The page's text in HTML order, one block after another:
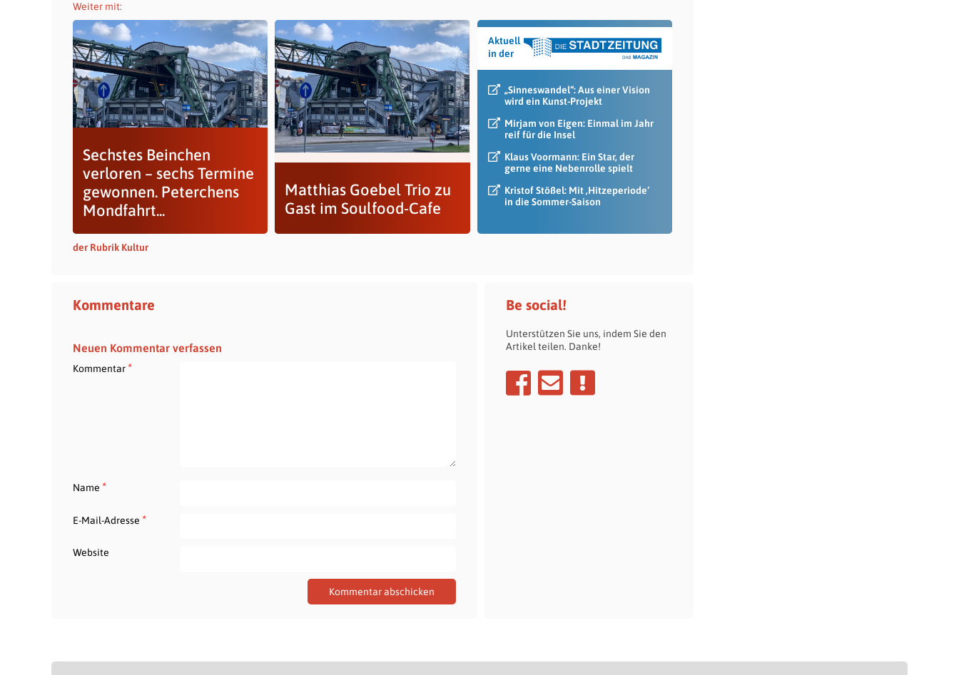
Weiter mit:
Sechstes Beinchen
verloren – sechs Termine
gewonnen. Peterchens
Mondfahrt...
Matthias Goebel Trio zu
Gast im Soulfood-Cafe
Aktuell
in der
„Sinneswandel“: Aus einer Vision
wird ein Kunst-Projekt
Mirjam von Eigen: Einmal im Jahr
reif für die Insel
Klaus Voormann: Ein Star, der
gerne eine Nebenrolle spielt
Kristof Stößel: Mit ‚Hitzeperiode‘
in die Sommer-Saison
der Rubrik Kultur
Kommentare
Neuen Kommentar verfassen
Kommentar*
Name *
E-Mail-Adresse *
Website
Be social!
Unterstützen Sie uns, indem Sie den
Artikel teilen. Danke!